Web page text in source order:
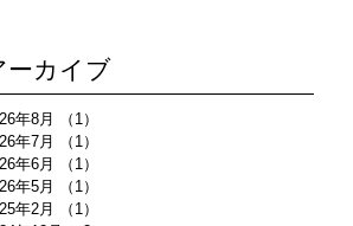
ーカイブ
年8月 （1）
年7月
（1）
年6月
（1）
年5月
（1）
年2月
（1）